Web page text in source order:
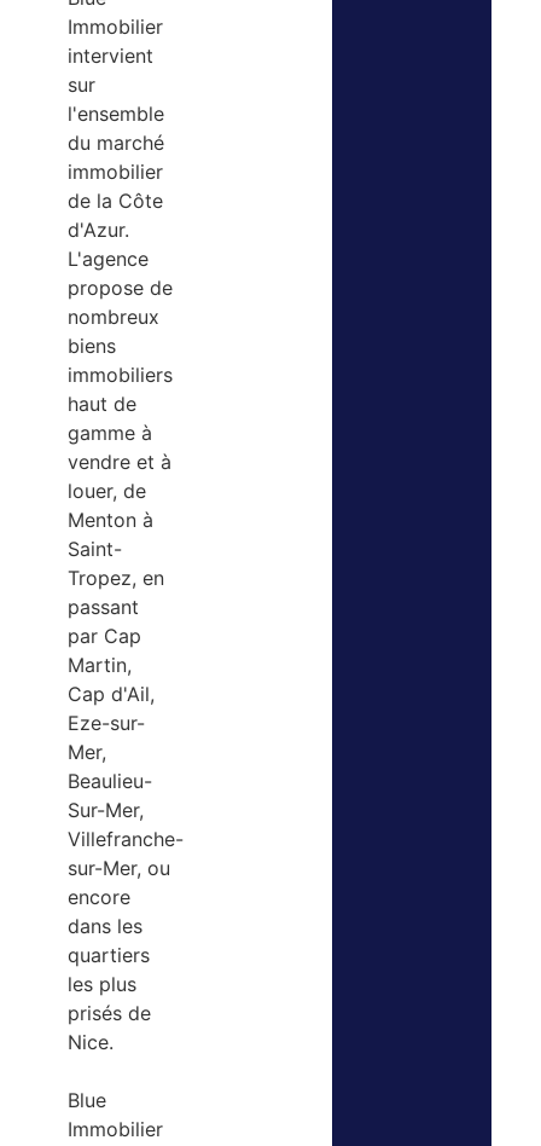
Immobilier
intervient
sur
l'ensemble
du marché
immobilier
de la Côte
d'Azur.
L'agence
propose de
nombreux
biens
immobiliers
haut de
gamme à
vendre et à
louer, de
Menton à
Saint-
Tropez, en
passant
par Cap
Martin,
Cap d'Ail,
Eze-sur-
Mer,
Beaulieu-
Sur-Mer,
Villefranche-
sur-Mer, ou
encore
dans les
quartiers
les plus
prisés de
Nice.
Blue
Immobilier